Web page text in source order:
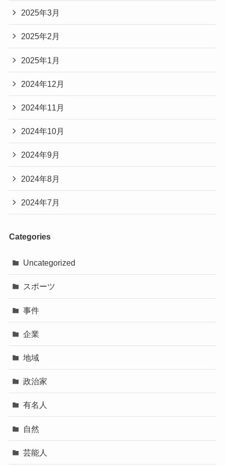
2025年3月
2025年2月
2025年1月
2024年12月
2024年11月
2024年10月
2024年9月
2024年8月
2024年7月
Categories
Uncategorized
スポーツ
事件
企業
地域
政治家
有名人
自然
芸能人